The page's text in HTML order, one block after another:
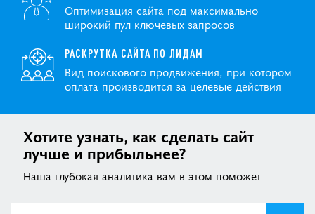
Оптимизация сайта под максимально
широкий пул ключевых запросов
РАСКРУТКА САЙТА ПО ЛИДАМ
Вид поискового продвижения, при котором
оплата производится за целевые действия
Хотите узнать, как сделать сайт
лучше и прибыльнее?
Наша глубокая аналитика вам в этом поможет